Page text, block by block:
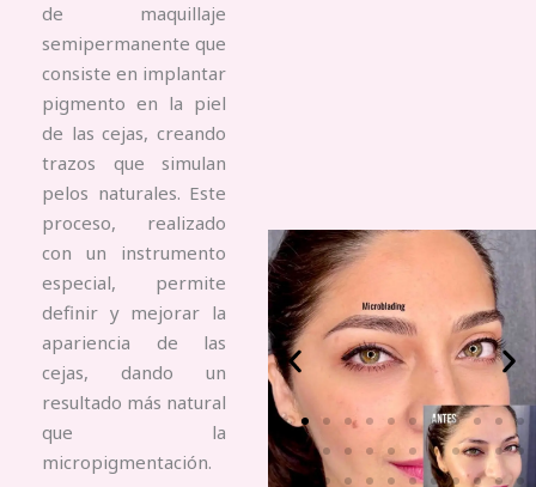
de maquillaje
semipermanente que
consiste en implantar
pigmento en la piel
de las cejas, creando
trazos que simulan
pelos naturales. Este
proceso, realizado
con un instrumento
especial, permite
definir y mejorar la
apariencia de las
cejas, dando un
resultado más natural
que la
micropigmentación.